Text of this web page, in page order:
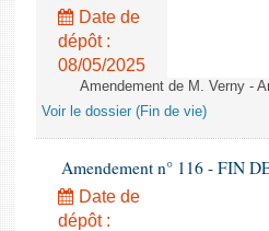
Date de
dépôt :
08/05/2025
Amendement de M. Verny -
Voir le dossier (Fin de vie)
Amendement n° 116 - FIN
Date de
dépôt :